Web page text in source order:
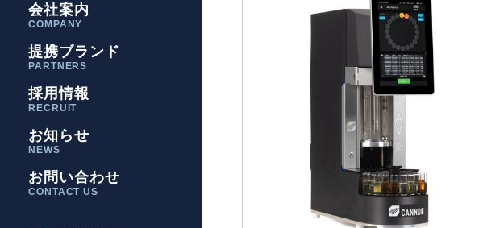
会社案内
COMPANY
提携ブランド
PARTNERS
採用情報
RECRUIT
お知らせ
NEWS
お問い合わせ
CONTACT US